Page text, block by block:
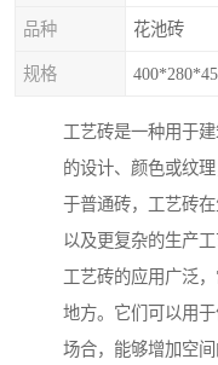
品种 花池砖
规格
工艺砖是一种用于
的设计、颜色或纹
于普通砖，工艺砖
以及更复杂的生产
工艺砖的应用广泛
地方。它们可以用
场合，能够增加空